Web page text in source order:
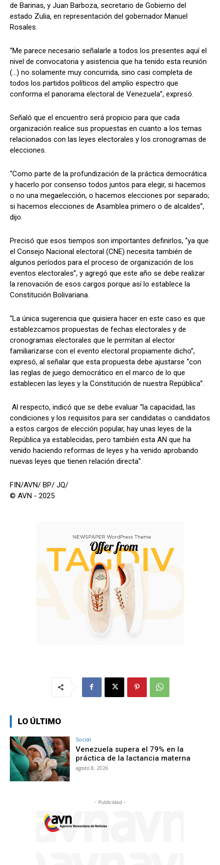
de Barinas, y Juan Barboza, secretario de Gobierno del
estado Zulia, en representación del gobernador Manuel
Rosales.
“Me parece necesario señalarle a todos los presentes aquí el
nivel de convocatoria y asistencia que ha tenido esta reunión
(…) no solamente muy concurrida, sino casi completa de
todos los partidos políticos del amplio espectro que
conforma el panorama electoral de Venezuela”, expresó.
Señaló que el encuentro será propicio para que cada
organización realice sus propuestas en cuanto a los temas
relacionados con las leyes electorales y los cronogramas de
elecciones.
“Como parte de la profundización de la práctica democrática
y hacerlo por consenso todos juntos para elegir, si hacemos
o no una megaelección, o hacemos elecciones por separado;
si hacemos elecciones de Asamblea primero o de alcaldes”,
dijo.
Precisó que esos tiempos son importantes definirlos, “ya ​​que
el Consejo Nacional electoral (CNE) necesita también de
algunos períodos para el proceso de organización de los
eventos electorales”, y agregó que este año se debe realizar
la renovación de esos cargos porque así lo establece la
Constitución Bolivariana.
“La única sugerencia que quisiera hacer en este caso es que
establezcamos propuestas de fechas electorales y de
cronogramas electorales que le permitan al elector
familiarizarse con el evento electoral propiamente dicho”,
expresó, al señalar que esta propuesta debe ajustarse “con
las reglas de juego democrático en el marco de lo que
establecen las leyes y la Constitución de nuestra República”.
Al respecto, indicó que se debe evaluar “la capacidad, las
condiciones y los requisitos para ser candidatas o candidatos
a estos cargos de elección popular, hay unas leyes de la
República ya establecidas, pero también esta AN que ha
venido haciendo reformas de leyes y ha venido aprobando
nuevas leyes que tienen relación directa".
FIN/AVN/ BP/ JQ/
© AVN - 2025
LO ÚLTIMO
Social
Venezuela supera el 79% en la
práctica de la lactancia materna
agosto 8, 2026
- Publicidad -